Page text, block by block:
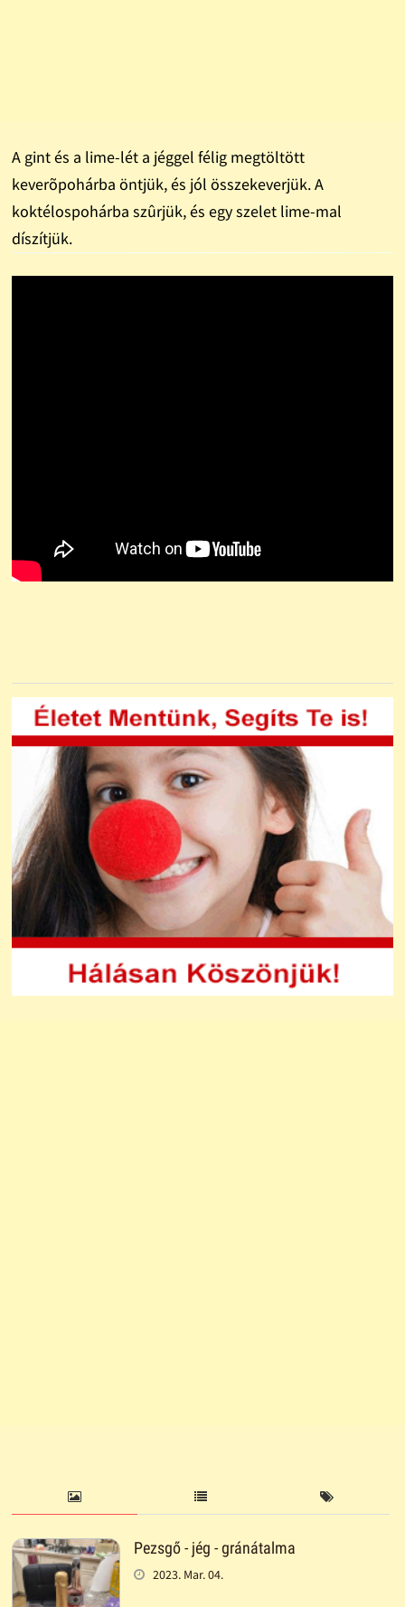
A gint és a lime-lét a jéggel félig megtöltött
keverõpohárba öntjük, és jól összekeverjük. A
koktélospohárba szûrjük, és egy szelet lime-mal
díszítjük.
Pezsgő - jég - gránátalma
2023. Mar. 04.